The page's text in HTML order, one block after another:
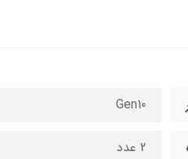
Gen10
2 عدد